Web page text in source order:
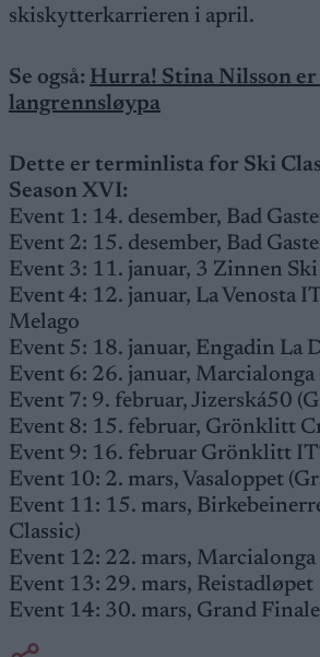
skiskytterkarrieren i april.
Se også: Hurra! Stina Nilsson
langrennsløypa
Dette er terminlista for Ski
Season XVI:
Event 1: 14. desember, Bad
Event 2: 15. desember, Bad
Event 3: 11. januar, 3 Zinnen
Event 4: 12. januar, La Venosta
Melago
Event 5: 18. januar, Engadin La
Event 6: 26. januar, Marcialonga
Event 7: 9. februar, Jizerská50
Event 8: 15. februar, Grönklitt
Event 9: 16. februar Grönklitt
Event 10: 2. mars, Vasaloppet
Event 11: 15. mars,
Classic)
Event 12: 22. mars, Marcialonga
Event 13: 29. mars, Reistadløpet
Event 14: 30. mars, Grand